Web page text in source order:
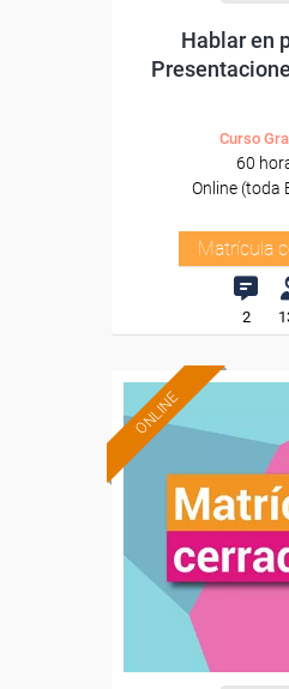
Hablar en
Curso
60
Online (toda
Matrícula
2
ONLINE